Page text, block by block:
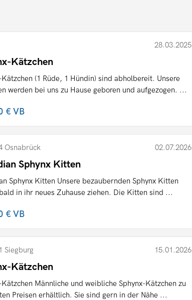
28.03.2025
Kätzchen
Kätzchen (1 Rüde, 1 Hündin) sind abholbereit. Unsere
werden bei uns zu Hause geboren und aufgezogen. ...
€VB
Osnabrück 02.07.2026
Sphynx Kitten
Sphynx Kitten Unsere bezaubernden Sphynx Kitten
in ihr neues Zuhause ziehen. Die Kitten sind ...
€VB
Siegburg 15.01.2026
Kätzchen
Kätzchen Männliche und weibliche Sphynx-Kätzchen zu
Preisen erhältlich. Sie sind gern in der Nähe ...